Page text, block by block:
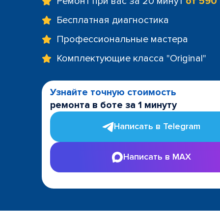
Бесплатная диагностика
Профессиональные мастера
Комплектующие класса "Original"
Узнайте точную стоимость
ремонта в боте за 1 минуту
Написать в Telegram
Написать в MAX